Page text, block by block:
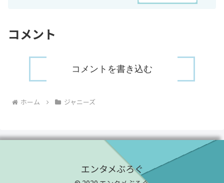
コメント
コメントを書き込む
ホーム ジャニーズ
エンタメぶろぐ